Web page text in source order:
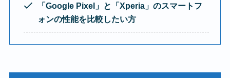
「Google Pixel」と「Xperia」のスマートフ
ォンの性能を比較したい方